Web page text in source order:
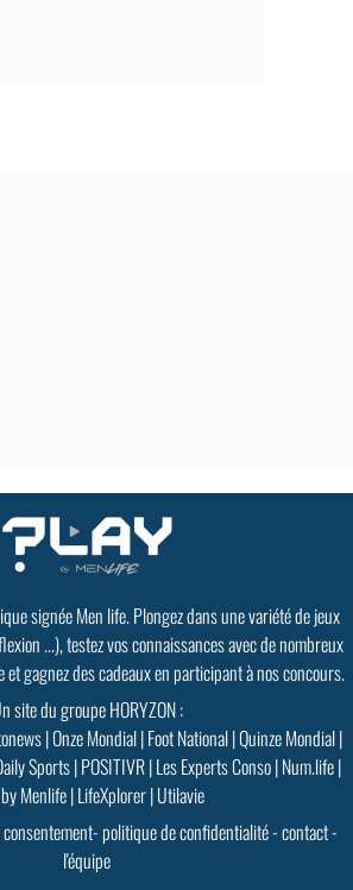
signée Men life. Plongez dans une variété de jeux
...), testez vos connaissances avec de nombreux
gagnez des cadeaux en participant à nos concours.
site du groupe HORYZON :
|Onze Mondial|Foot National|Quinze Mondial|
Sports|POSITIVR|Les Experts Conso|Num.life|
Menlife|LifeXplorer|Utilavie
-politique de confidentialité-contact-
l'équipe